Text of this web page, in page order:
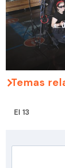
Temas
El 13